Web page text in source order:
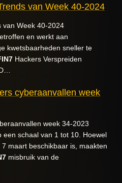
van Week 40-2024
van Week 40-2024
en werkt aan
kwetsbaarheden sneller te
Hackers Verspreiden
cyberaanvallen week
week 34-2023
een schaal van 1 tot 10. Hoewel
maart beschikbaar is, maakten
misbruik van de